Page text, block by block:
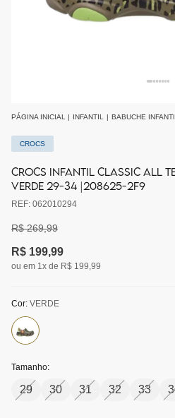
PÁGINA INICIAL | INFANTIL | BABUCHE
CROCS
CROCS INFANTIL CLASSIC ALL
VERDE 29-34 |208625-2F9
REF: 062010294
R$ 269,99
R$ 199,99
ou em 1x de R$ 199,99
Cor: VERDE
Tamanho:
29 30 31 32 33